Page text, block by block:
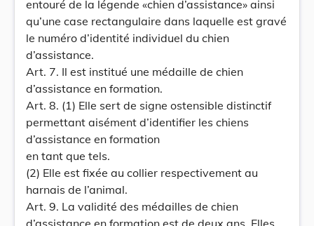
entouré de la légende «chien d’assistance» ainsi
qu’une case rectangulaire dans laquelle est gravé
le numéro d’identité individuel du chien
d’assistance.
Art. 7. Il est institué une médaille de chien
d’assistance en formation.
Art. 8. (1) Elle sert de signe ostensible distinctif
permettant aisément d’identifier les chiens
d’assistance en formation
en tant que tels.
(2) Elle est fixée au collier respectivement au
harnais de l’animal.
Art. 9. La validité des médailles de chien
d’assistance en formation est de deux ans. Elles